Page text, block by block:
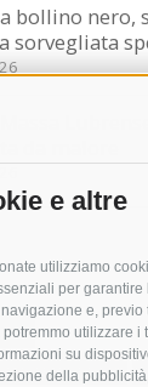
e altre
utilizziamo
per garantire
e, previo
utilizzare i
su
della
bollino nero,
sorvegliata
Massa
campanella